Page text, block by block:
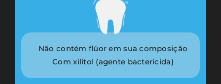
Não contém flúor em sua composição
Com xilitol (agente bactericida)